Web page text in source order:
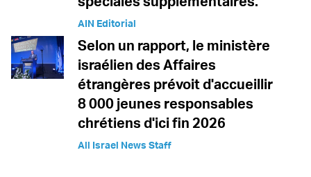
AIN Editorial
Selon un rapport, le ministère
israélien des Affaires
étrangères prévoit d'accueillir
8 000 jeunes responsables
chrétiens d'ici fin 2026
All Israel News Staff